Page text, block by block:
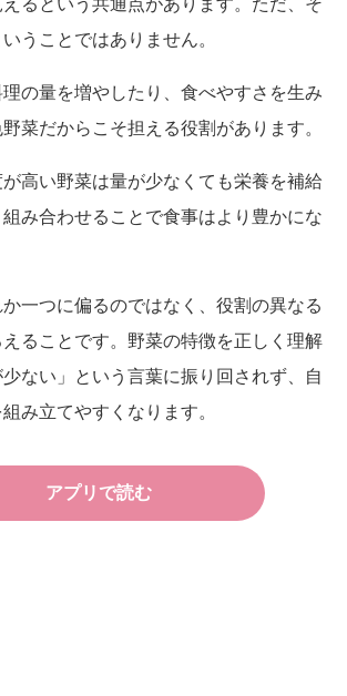
るという共通点があります。ただ、そ
うことではありません。
の量を増やしたり、食べやすさを生み
菜だからこそ担える役割があります。
高い野菜は量が少なくても栄養を補給
み合わせることで食事はより豊かにな
一つに偏るのではなく、役割の異なる
ることです。野菜の特徴を正しく理解
ない」という言葉に振り回されず、自
み立てやすくなります。
アプリで読む